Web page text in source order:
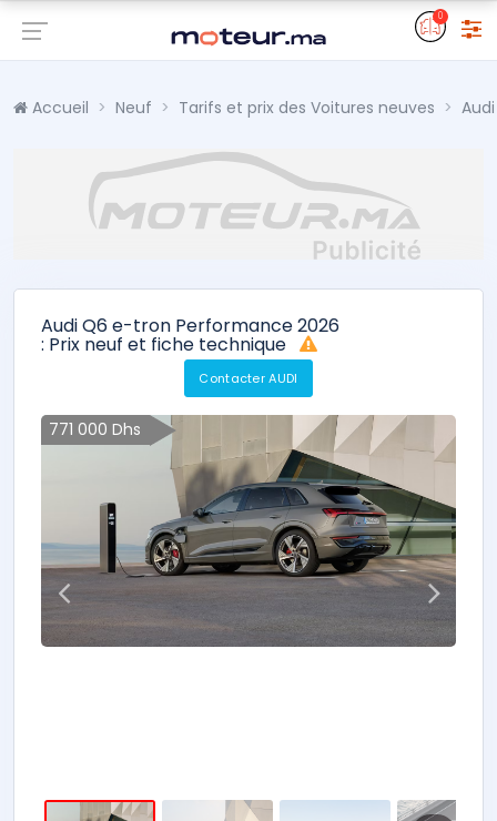
0
Accueil Neuf Tarifs et prix des Voitures neuves Audi
Audi Q6 e-tron Performance 2026
: Prix neuf et fiche technique
Contacter AUDI
771 000 Dhs